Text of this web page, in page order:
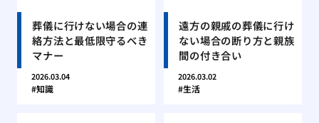
葬儀に行けない場合の連
絡方法と最低限守るべき
マナー
2026.03.04
知識
遠方の親戚の葬儀に行け
ない場合の断り方と親族
間の付き合い
2026.03.02
生活